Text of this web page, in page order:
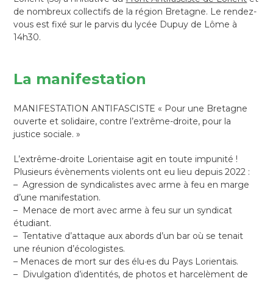
de nombreux collectifs de la région Bretagne. Le rendez-
vous est fixé sur le parvis du lycée Dupuy de Lôme à
14h30.
La manifestation
MANIFESTATION ANTIFASCISTE « Pour une Bretagne
ouverte et solidaire, contre l’extrême-droite, pour la
justice sociale. »
L’extrême-droite Lorientaise agit en toute impunité !
Plusieurs évènements violents ont eu lieu depuis 2022 :
– Agression de syndicalistes avec arme à feu en marge
d’une manifestation.
– Menace de mort avec arme à feu sur un syndicat
étudiant.
– Tentative d’attaque aux abords d’un bar où se tenait
une réunion d’écologistes.
– Menaces de mort sur des élu·es du Pays Lorientais.
– Divulgation d’identités, de photos et harcelèment de